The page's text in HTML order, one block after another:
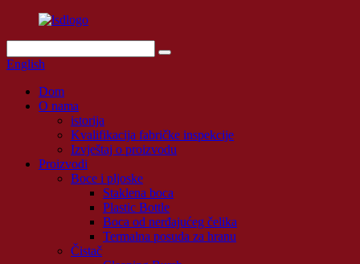
English
Dom
O nama
istorija
Kvalifikacija fabričke inspekcije
Izvještaj o proizvodu
Proizvodi
Boce i pljoske
Staklena boca
Plastic Bottle
Boca od nerđajućeg čelika
Termalna posuda za hranu
Čistač